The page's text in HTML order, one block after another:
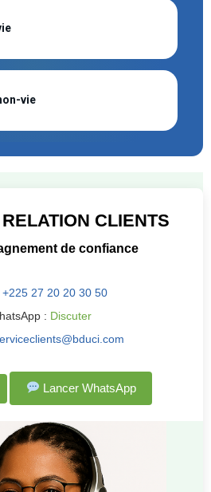
vie
CLIENTS
de confiance
+225 27 20 20 30 50
: Discuter
Lancer WhatsApp